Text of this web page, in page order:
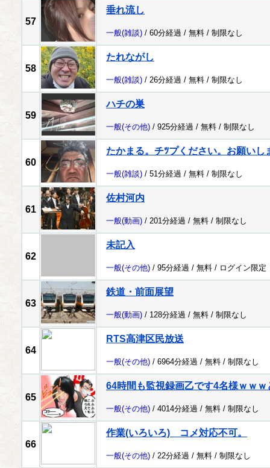
57
垂れ流し
一般(雑談) / 60分経過 / 無料 / 制限なし
58
たれながし
一般(雑談) / 26分経過 / 無料 / 制限なし
59
ハチの巣
一般(その他) / 925分経過 / 無料 / 制限なし
60
たかまる。チﾂプください。お願いし
一般(雑談) / 51分経過 / 無料 / 制限なし
61
佐村河内
一般(動画) / 201分経過 / 無料 / 制限なし
62
未記入
一般(その他) / 95分経過 / 無料 / ログイン限定
63
鉄道・前面展望
一般(動画) / 128分経過 / 無料 / 制限なし
64
RTS高津区民放送
一般(その他) / 6964分経過 / 無料 / 制限なし
65
64時間も監視録画乙です4名様ｗｗ
一般(その他) / 4014分経過 / 無料 / 制限なし
66
作業(いろいろ) コメ対応不可。
一般(その他) / 22分経過 / 無料 / 制限なし